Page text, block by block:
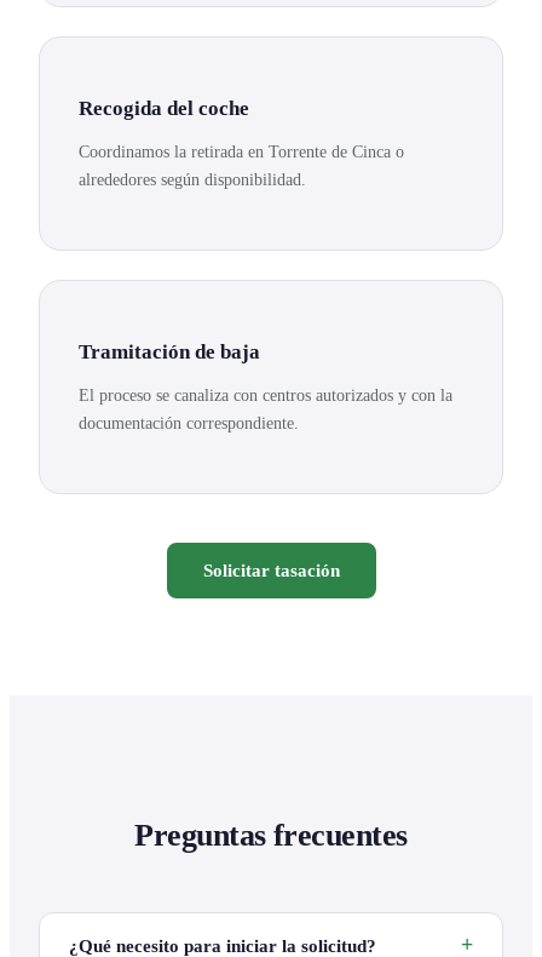
Recogida del coche
Coordinamos la retirada en Torrente de Cinca o
alrededores según disponibilidad.
Tramitación de baja
El proceso se canaliza con centros autorizados y con la
documentación correspondiente.
Solicitar tasación
Preguntas frecuentes
¿Qué necesito para iniciar la solicitud?